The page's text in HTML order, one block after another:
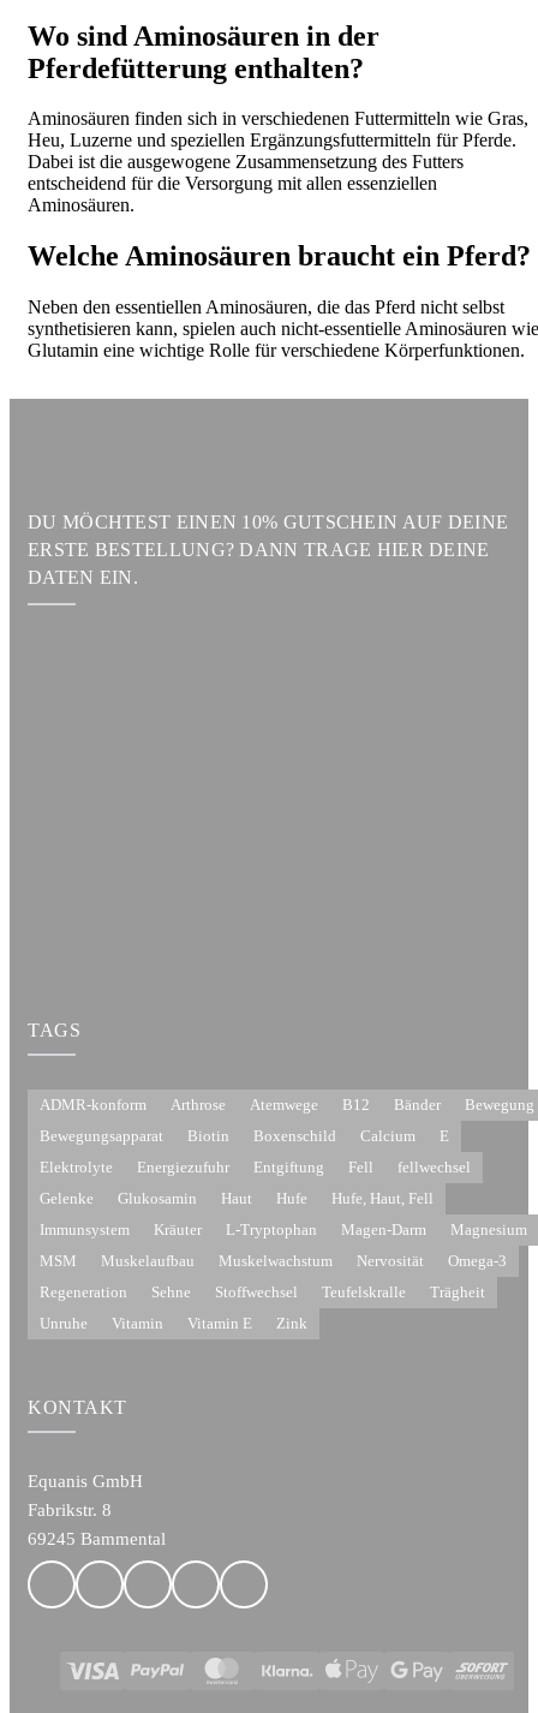
Wo sind Aminosäuren in der
Pferdefütterung enthalten?
Aminosäuren finden sich in verschiedenen Futtermitteln wie Gras,
Heu, Luzerne und speziellen Ergänzungsfuttermitteln für Pferde.
Dabei ist die ausgewogene Zusammensetzung des Futters
entscheidend für die Versorgung mit allen essenziellen
Aminosäuren.
Welche Aminosäuren braucht ein Pferd?
Neben den essentiellen Aminosäuren, die das Pferd nicht selbst
synthetisieren kann, spielen auch nicht-essentielle Aminosäuren wie
Glutamin eine wichtige Rolle für verschiedene Körperfunktionen.
DU MÖCHTEST EINEN 10% GUTSCHEIN AUF DEINE
ERSTE BESTELLUNG? DANN TRAGE HIER DEINE
DATEN EIN.
TAGS
ADMR-konform Arthrose Atemwege B12 Bänder
Bewegung
Bewegungsapparat
Biotin Boxenschild Calcium
E
Elektrolyte
Energiezufuhr Entgiftung Fell
fellwechsel
Gelenke
Glukosamin Haut Hufe
Hufe, Haut, Fell
Immunsystem
Kräuter L-Tryptophan Magen-Darm
Magnesium
MSM
Muskelaufbau Muskelwachstum Nervosität
Omega-3
Regeneration
Sehne Stoffwechsel Teufelskralle
Trägheit
Unruhe
Vitamin Vitamin E Zink
KONTAKT
Equanis GmbH
Fabrikstr. 8
69245 Bammental
Visa PayPal MasterCardKlarna
Apple
Google
Sofort